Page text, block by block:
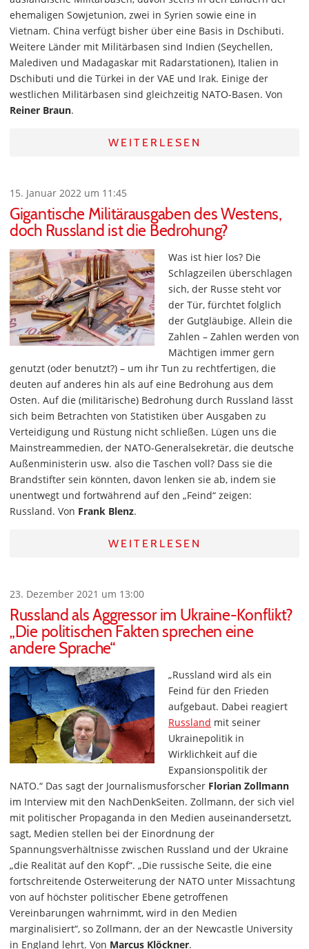
ehemaligen Sowjetunion, zwei in Syrien sowie eine in
Vietnam. China verfügt bisher über eine Basis in Dschibuti.
Weitere Länder mit Militärbasen sind Indien (Seychellen,
Malediven und Madagaskar mit Radarstationen), Italien in
Dschibuti und die Türkei in der VAE und Irak. Einige der
westlichen Militärbasen sind gleichzeitig NATO-Basen. Von
Reiner Braun.
WEITERLESEN
15. Januar 2022 um 11:45
Gigantische Militärausgaben des Westens,
doch Russland ist die Bedrohung?
Was ist hier los? Die
Schlagzeilen überschlagen
sich, der Russe steht vor
der Tür, fürchtet folglich
der Gutgläubige. Allein die
Zahlen – Zahlen werden von
Mächtigen immer gern
genutzt (oder benutzt?) – um ihr Tun zu rechtfertigen, die
deuten auf anderes hin als auf eine Bedrohung aus dem
Osten. Auf die (militärische) Bedrohung durch Russland lässt
sich beim Betrachten von Statistiken über Ausgaben zu
Verteidigung und Rüstung nicht schließen. Lügen uns die
Mainstreammedien, der NATO-Generalsekretär, die deutsche
Außenministerin usw. also die Taschen voll? Dass sie die
Brandstifter sein könnten, davon lenken sie ab, indem sie
unentwegt und fortwährend auf den „Feind“ zeigen:
Russland. Von Frank Blenz.
WEITERLESEN
23. Dezember 2021 um 13:00
Russland als Aggressor im Ukraine-Konflikt?
„Die politischen Fakten sprechen eine
andere Sprache“
„Russland wird als ein
Feind für den Frieden
aufgebaut. Dabei reagiert
Russland mit seiner
Ukrainepolitik in
Wirklichkeit auf die
Expansionspolitik der
NATO.“ Das sagt der Journalismusforscher Florian Zollmann
im Interview mit den NachDenkSeiten. Zollmann, der sich viel
mit politischer Propaganda in den Medien auseinandersetzt,
sagt, Medien stellen bei der Einordnung der
Spannungsverhältnisse zwischen Russland und der Ukraine
„die Realität auf den Kopf“. „Die russische Seite, die eine
fortschreitende Osterweiterung der NATO unter Missachtung
von auf höchster politischer Ebene getroffenen
Vereinbarungen wahrnimmt, wird in den Medien
marginalisiert“, so Zollmann, der an der Newcastle University
in England lehrt. Von Marcus Klöckner.